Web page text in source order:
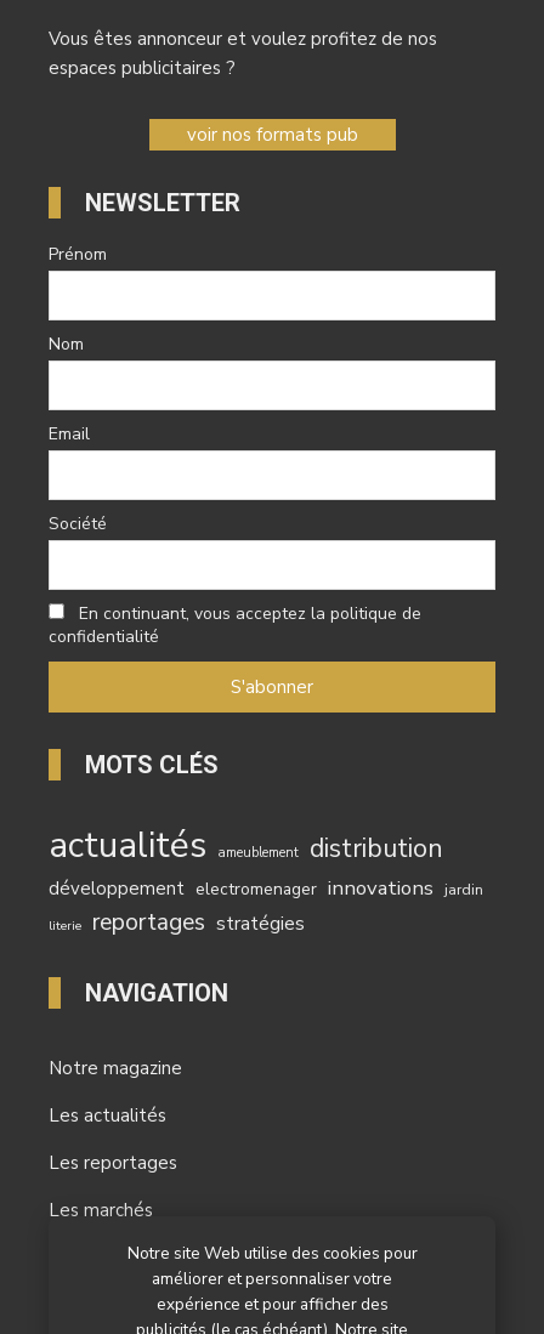
Notre site Web utilise des cookies pour
améliorer et personnaliser votre
expérience et pour afficher des
Vous êtes annonceur et voulez profitez de nos
espaces publicitaires ?
voir nos formats pub
NEWSLETTER
Prénom
Nom
Email
Société
En continuant, vous acceptez la politique de
confidentialité
MOTS CLÉS
actualités ameublement distribution
développement electromenager innovations jardin
literie reportages stratégies
NAVIGATION
Notre magazine
Les actualités
Les reportages
Les marchés